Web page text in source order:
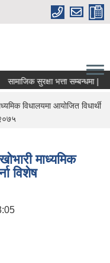
सुरक्षा भत्ता सम्बन्धमा |
विधालयमा आयोजित विधार्थी
माध्यमिक
विशेष